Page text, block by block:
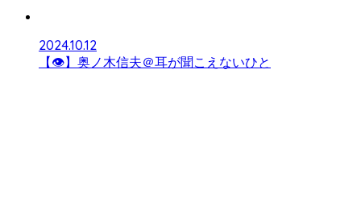
2024.10.12
【👁】奥ノ木信夫＠耳が聞こえないひと